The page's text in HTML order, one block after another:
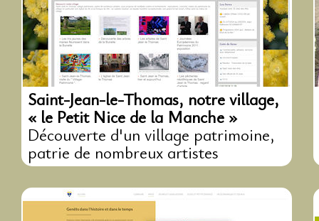
Saint-Jean-le-Thomas, notre village,
« le Petit Nice de la Manche »
Découverte d'un village patrimoine,
patrie de nombreux artistes